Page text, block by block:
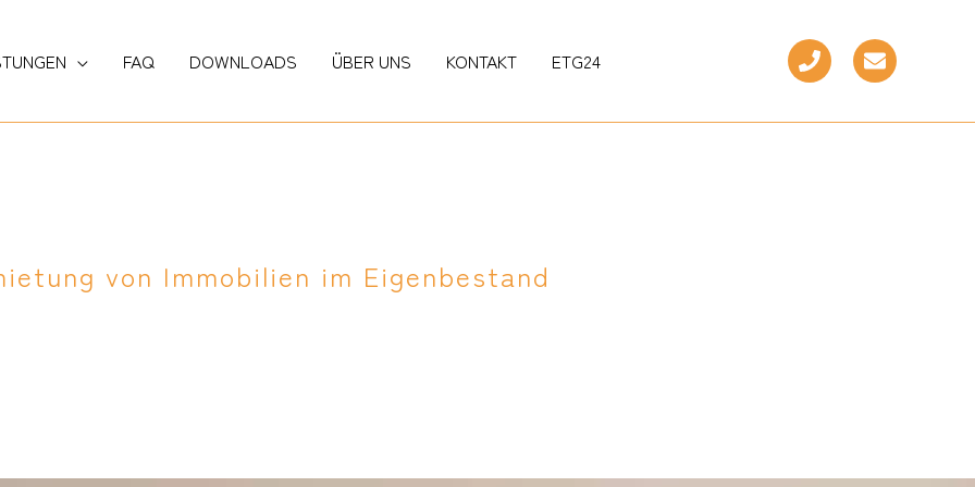
FAQ DOWNLOADS ÜBER UNS KONTAKT ETG24
von Immobilien im Eigenbestand